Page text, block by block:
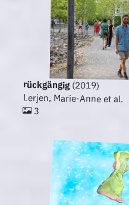
rückgängig (2019)
Lerjen, Marie-Anne et al.
3